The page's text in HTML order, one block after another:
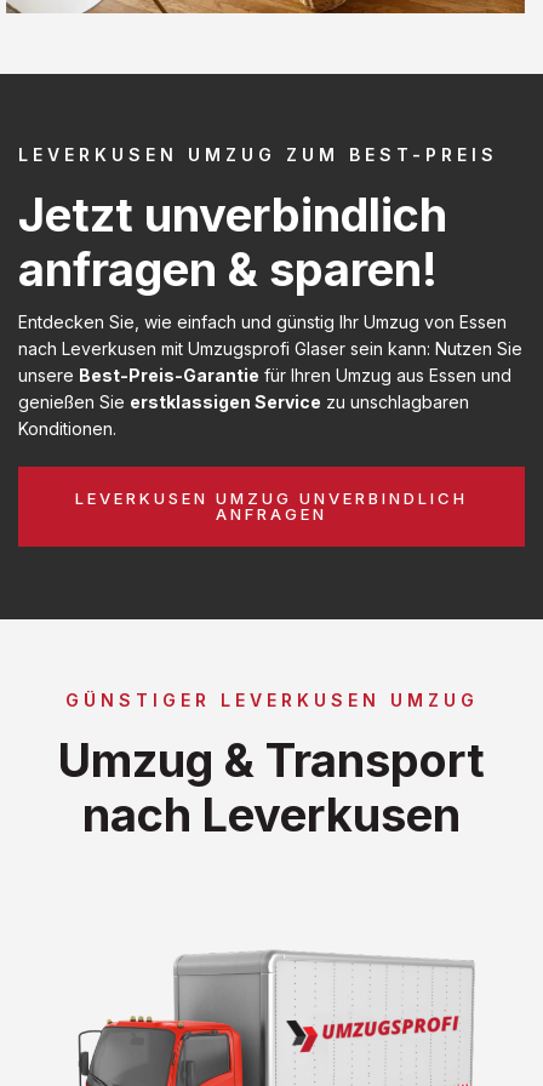
LEVERKUSEN UMZUG ZUM BEST-PREIS
Jetzt unverbindlich
anfragen & sparen!
Entdecken Sie, wie einfach und günstig Ihr Umzug von Essen
nach Leverkusen mit Umzugsprofi Glaser sein kann: Nutzen Sie
unsere Best-Preis-Garantie für Ihren Umzug aus Essen und
genießen Sie erstklassigen Service zu unschlagbaren
Konditionen.
LEVERKUSEN UMZUG UNVERBINDLICH
ANFRAGEN
GÜNSTIGER LEVERKUSEN UMZUG
Umzug & Transport
nach Leverkusen